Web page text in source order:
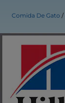
Comida De Gato